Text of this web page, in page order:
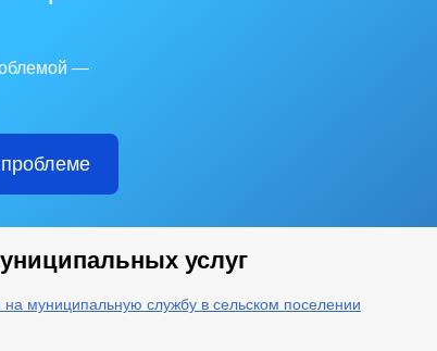
—
услуг
на муниципальную службу в сельском поселении